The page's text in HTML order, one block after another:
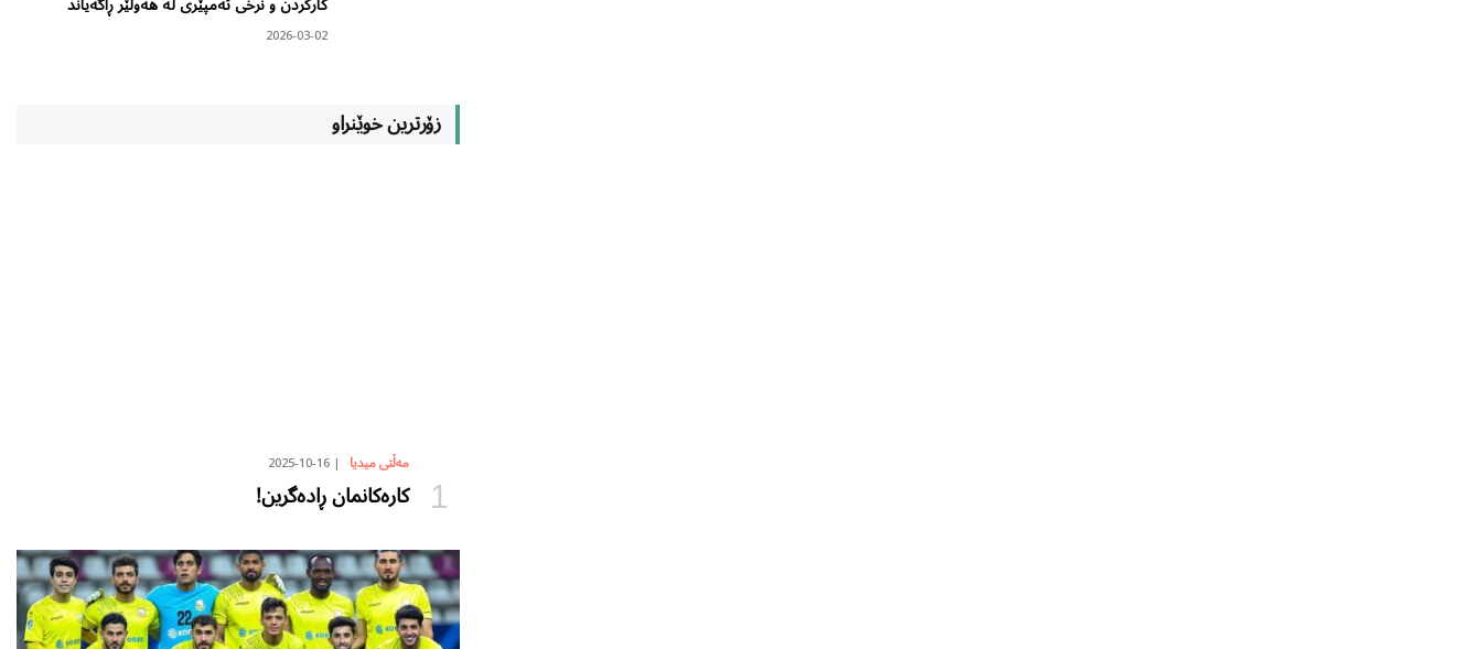
کارکردن و نرخی ئەمپێری لە هەولێر ڕاگەیاند
2026-03-02
زۆرترین خوێنراو
مەڵتی میدیا 2025-10-16
کارەکانمان ڕادەگرین!